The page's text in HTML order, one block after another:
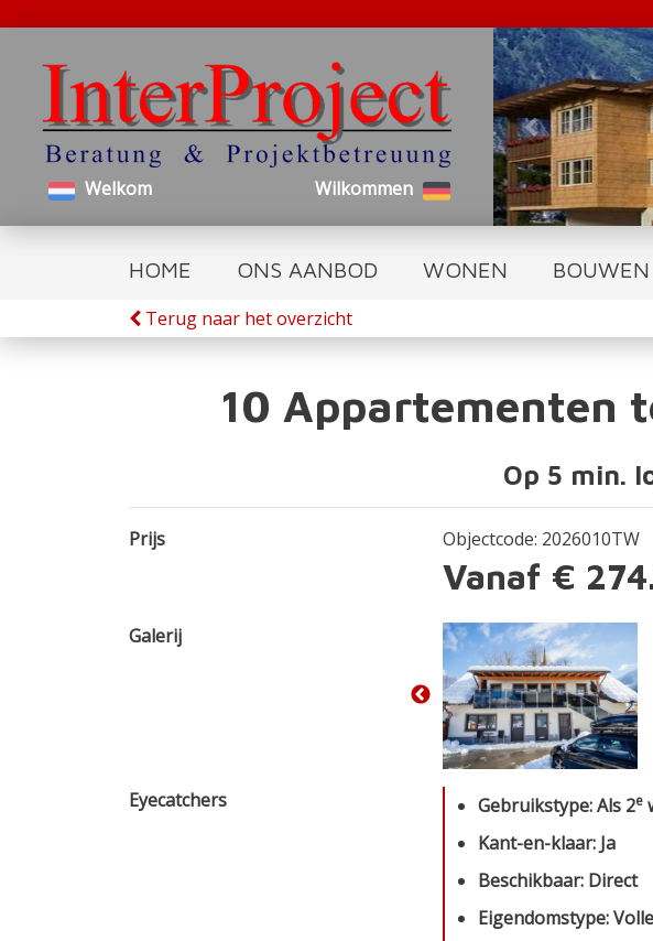
Welkom Wilkommen
HOME ONS AANBOD WONEN BOUWEN
Terug naar het overzicht
10 Appartementen
Op 5 min.
Prijs Objectcode: 2026010TW
Vanaf €
Galerij
Eyecatchers Gebruikstype: Als 2e
Kant-en-klaar: Ja
Beschikbaar: Direct
Eigendomstype: